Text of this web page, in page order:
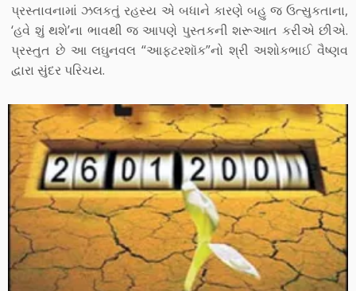
પ્રસ્તાવનામાં ઝલકતું રહસ્ય એ બધાને કારણે બહુ જ ઉત્સુકતાના,
‘હવે શું થશે’ના ભાવથી જ આપણે પુસ્તકની શરૂઆત કરીએ છીએ.
પ્રસ્તુત છે આ લઘુનવલ “આફ્ટરશૉક”નો શ્રી અશોકભાઈ વૈષ્ણવ
દ્વારા સુંદર પરિચય.